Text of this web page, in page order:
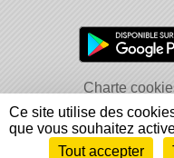
Charte
Informations légales
Envie de participer ?
Ce site utilise des
que vous souhaitez
Tout accepter